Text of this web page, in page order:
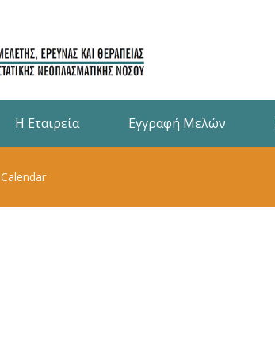
Η Εταιρεία Εγγραφή Μελών
Calendar